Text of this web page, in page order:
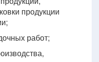
продукции
работ;